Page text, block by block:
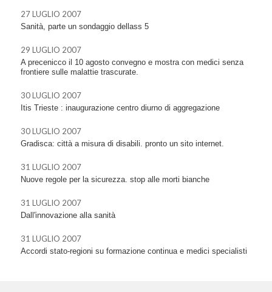
27 LUGLIO 2007
Sanità, parte un sondaggio dellass 5
29 LUGLIO 2007
A precenicco il 10 agosto convegno e mostra con medici senza
frontiere sulle malattie trascurate.
30 LUGLIO 2007
Itis Trieste : inaugurazione centro diurno di aggregazione
30 LUGLIO 2007
Gradisca: città a misura di disabili. pronto un sito internet.
31 LUGLIO 2007
Nuove regole per la sicurezza. stop alle morti bianche
31 LUGLIO 2007
Dall'innovazione alla sanità
31 LUGLIO 2007
Accordi stato-regioni su formazione continua e medici specialisti